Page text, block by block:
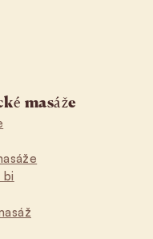
masáže
bi